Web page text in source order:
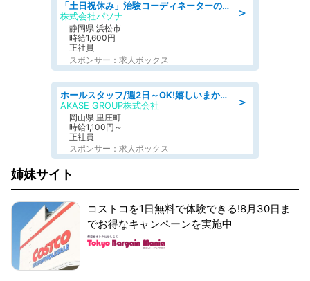
＞
「土日祝休み」治験コーディネーターのお仕事/未経験OK
株式会社パソナ
静岡県 浜松市
時給1,600円
正社員
スポンサー：求人ボックス
＞
ホールスタッフ/週2日～OK!嬉しいまかない付き/岡山県/浅口郡里庄町
AKASE GROUP株式会社
岡山県 里庄町
時給1,100円～
正社員
スポンサー：求人ボックス
姉妹サイト
コストコを1日無料で体験できる!8月30日ま
でお得なキャンペーンを実施中